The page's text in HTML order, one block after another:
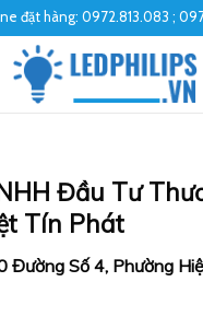
đặt hàng: 0972.813.083 ;
Đầu Tư
Tín Phát
Đường Số 4, Phường